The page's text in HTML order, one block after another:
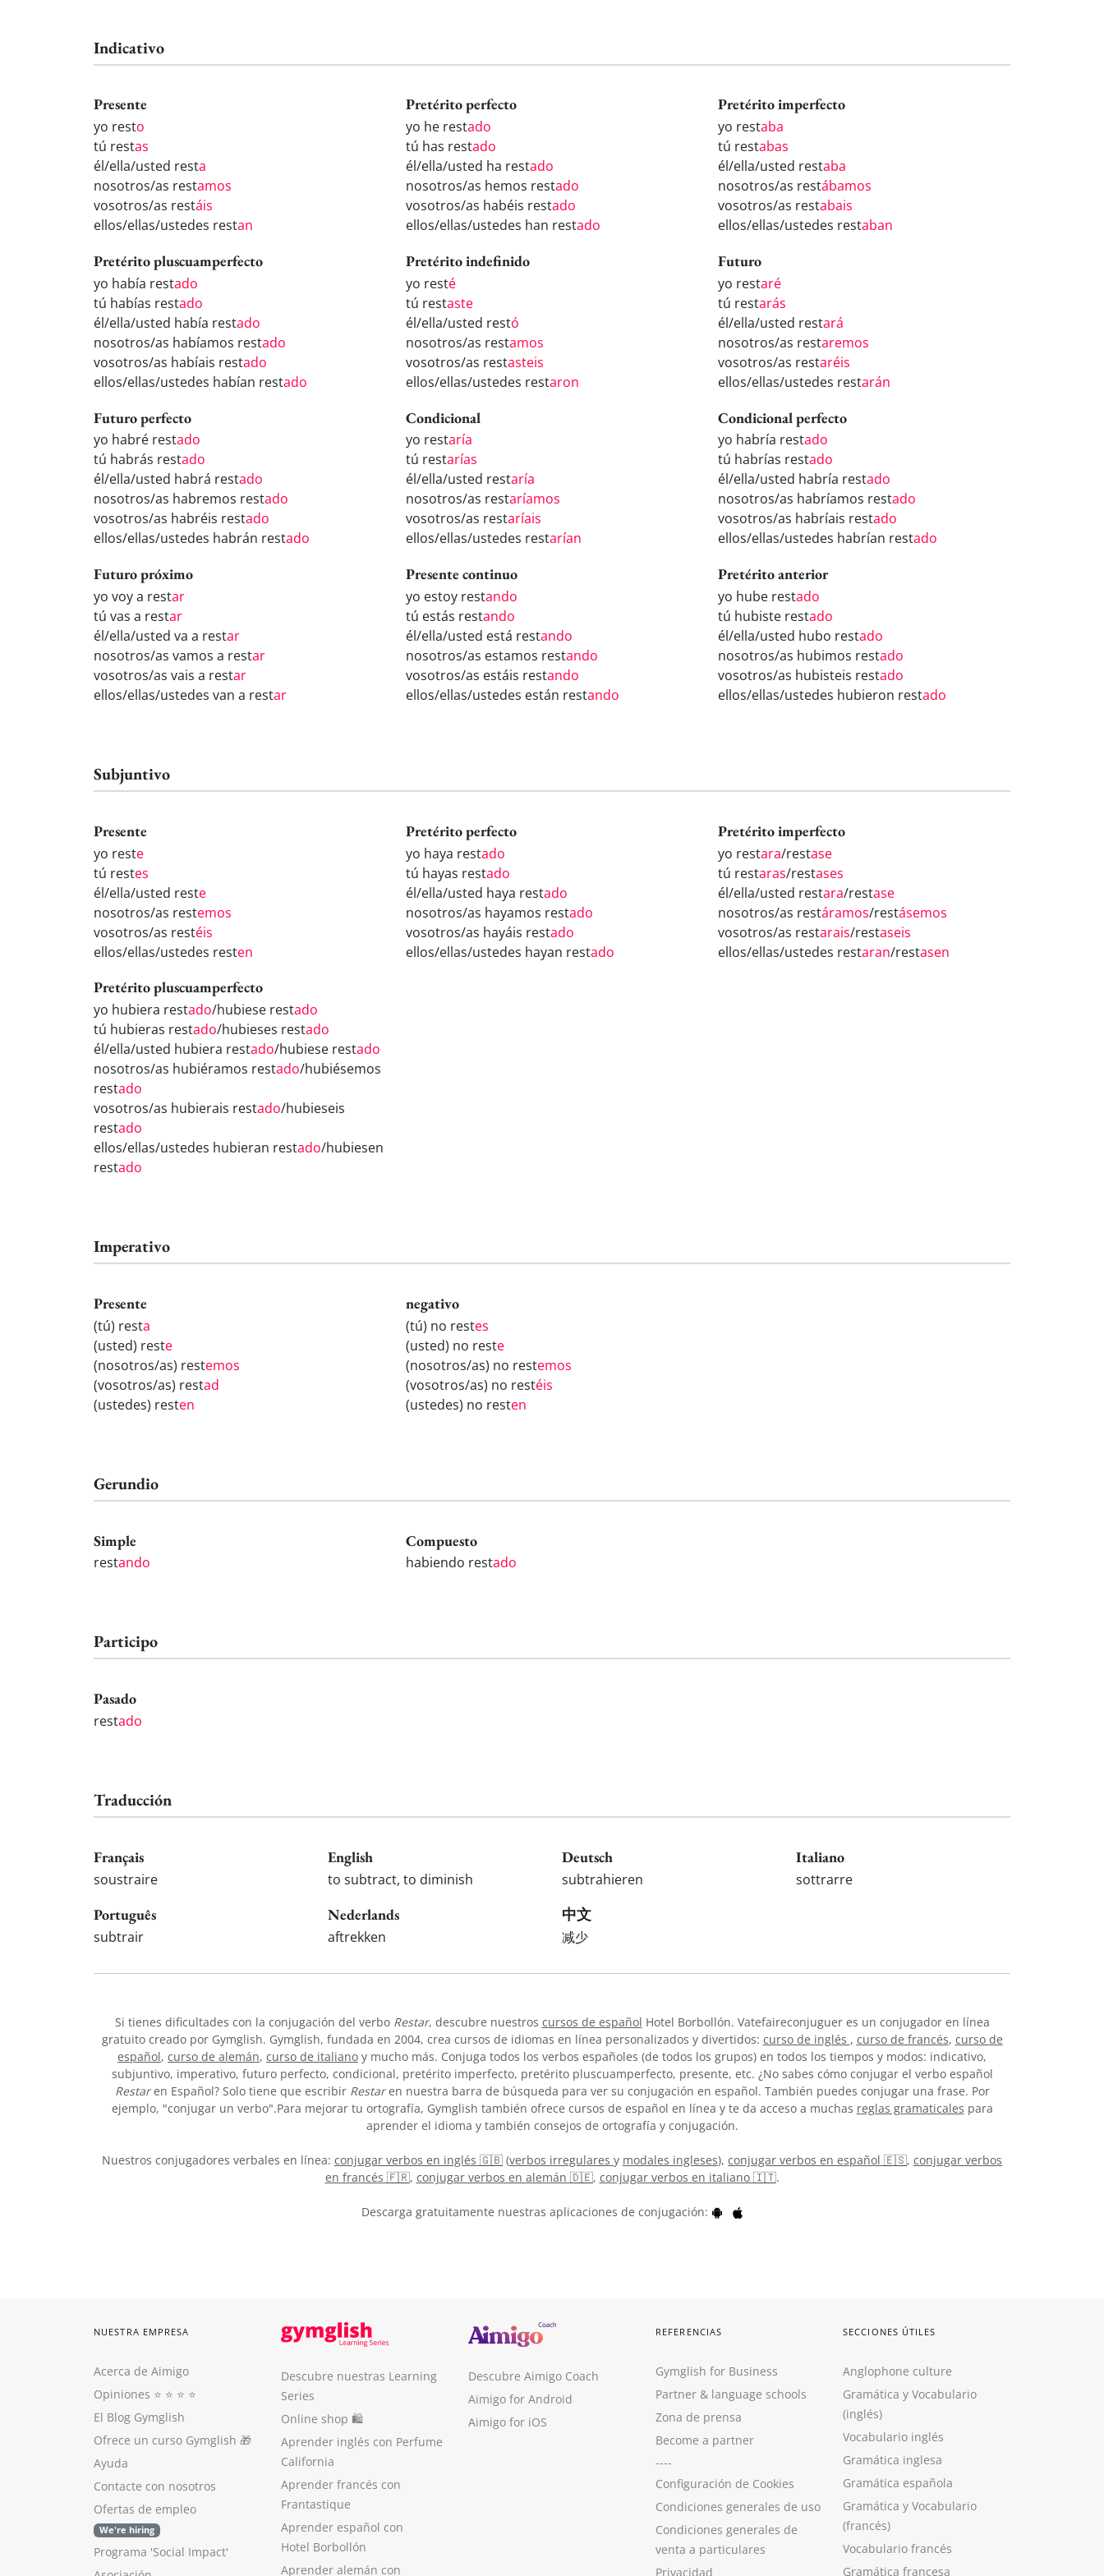
Indicativo
Presente
yo resto
tú restas
él/ella/usted resta
nosotros/as restamos
vosotros/as restáis
ellos/ellas/ustedes restan
Pretérito perfecto
yo he restado
tú has restado
él/ella/usted ha restado
nosotros/as hemos restado
vosotros/as habéis restado
ellos/ellas/ustedes han restado
Pretérito imperfecto
yo restaba
tú restabas
él/ella/usted restaba
nosotros/as restábamos
vosotros/as restabais
ellos/ellas/ustedes restaban
Pretérito pluscuamperfecto
yo había restado
tú habías restado
él/ella/usted había restado
nosotros/as habíamos restado
vosotros/as habíais restado
ellos/ellas/ustedes habían restado
Pretérito indefinido
yo resté
tú restaste
él/ella/usted restó
nosotros/as restamos
vosotros/as restasteis
ellos/ellas/ustedes restaron
Futuro
yo restaré
tú restarás
él/ella/usted restará
nosotros/as restaremos
vosotros/as restaréis
ellos/ellas/ustedes restarán
Futuro perfecto
yo habré restado
tú habrás restado
él/ella/usted habrá restado
nosotros/as habremos restado
vosotros/as habréis restado
ellos/ellas/ustedes habrán restado
Condicional
yo restaría
tú restarías
él/ella/usted restaría
nosotros/as restaríamos
vosotros/as restaríais
ellos/ellas/ustedes restarían
Condicional perfecto
yo habría restado
tú habrías restado
él/ella/usted habría restado
nosotros/as habríamos restado
vosotros/as habríais restado
ellos/ellas/ustedes habrían restado
Futuro próximo
yo voy a restar
tú vas a restar
él/ella/usted va a restar
nosotros/as vamos a restar
vosotros/as vais a restar
ellos/ellas/ustedes van a restar
Presente continuo
yo estoy restando
tú estás restando
él/ella/usted está restando
nosotros/as estamos restando
vosotros/as estáis restando
ellos/ellas/ustedes están restando
Pretérito anterior
yo hube restado
tú hubiste restado
él/ella/usted hubo restado
nosotros/as hubimos restado
vosotros/as hubisteis restado
ellos/ellas/ustedes hubieron restado
Subjuntivo
Presente
yo reste
tú restes
él/ella/usted reste
nosotros/as restemos
vosotros/as restéis
ellos/ellas/ustedes resten
Pretérito perfecto
yo haya restado
tú hayas restado
él/ella/usted haya restado
nosotros/as hayamos restado
vosotros/as hayáis restado
ellos/ellas/ustedes hayan restado
Pretérito imperfecto
yo restara/restase
tú restaras/restases
él/ella/usted restara/restase
nosotros/as restáramos/restásemos
vosotros/as restarais/restaseis
ellos/ellas/ustedes restaran/restasen
Pretérito pluscuamperfecto
yo hubiera restado/hubiese restado
tú hubieras restado/hubieses restado
él/ella/usted hubiera restado/hubiese restado
nosotros/as hubiéramos restado/hubiésemos
restado
vosotros/as hubierais restado/hubieseis
restado
ellos/ellas/ustedes hubieran restado/hubiesen
restado
Imperativo
Presente
(tú) resta
(usted) reste
(nosotros/as) restemos
(vosotros/as) restad
(ustedes) resten
negativo
(tú) no restes
(usted) no reste
(nosotros/as) no restemos
(vosotros/as) no restéis
(ustedes) no resten
Gerundio
Simple
restando
Compuesto
habiendo restado
Participo
Pasado
restado
Traducción
Français
soustraire
English
to subtract, to diminish
Deutsch
subtrahieren
Italiano
sottrarre
Português
subtrair
Nederlands
aftrekken
中文
减少
Si tienes dificultades con la conjugación del verbo Restar, descubre nuestros cursos de español Hotel Borbollón. Vatefaireconjuguer es un conjugador en línea
gratuito creado por Gymglish. Gymglish, fundada en 2004, crea cursos de idiomas en línea personalizados y divertidos: curso de inglés , curso de francés, curso de
español, curso de alemán, curso de italiano y mucho más. Conjuga todos los verbos españoles (de todos los grupos) en todos los tiempos y modos: indicativo,
subjuntivo, imperativo, futuro perfecto, condicional, pretérito imperfecto, pretérito pluscuamperfecto, presente, etc. ¿No sabes cómo conjugar el verbo español
Restaren Español? Solo tiene que escribir Restaren nuestra barra de búsqueda para ver su conjugación en español. También puedes conjugar una frase. Por
ejemplo, "conjugar un verbo".Para mejorar tu ortografía, Gymglish también ofrece cursos de español en línea y te da acceso a muchas reglas gramaticales para
aprender el idioma y también consejos de ortografía y conjugación.
Nuestros conjugadores verbales en línea: conjugar verbos en inglés 🇬🇧 (verbos irregulares y modales ingleses), conjugar verbos en español 🇪🇸, conjugar verbos
en francés 🇫🇷, conjugar verbos en alemán 🇩🇪, conjugar verbos en italiano 🇮🇹.
Descarga gratuitamente nuestras aplicaciones de conjugación:
NUESTRA EMPRESA
Acerca de Aimigo
Opiniones ⭐️ ⭐️ ⭐️ ⭐️
El Blog Gymglish
Ofrece un curso Gymglish 🎁
Ayuda
Contacte con nosotros
Ofertas de empleo
We're hiring
Programa 'Social Impact'
Descubre nuestras Learning
Series
Online shop 🛍
Aprender inglés con Perfume
California
Aprender francés con
Frantastique
Aprender español con
Hotel Borbollón
Aprender alemán con
Descubre Aimigo Coach
Aimigo for Android
Aimigo for iOS
REFERENCIAS
Gymglish for Business
Partner & language schools
Zona de prensa
Become a partner
----
Configuración de Cookies
Condiciones generales de uso
Condiciones generales de
venta a particulares
Privacidad
SECCIONES ÚTILES
Anglophone culture
Gramática y Vocabulario
(inglés)
Vocabulario inglés
Gramática inglesa
Gramática española
Gramática y Vocabulario
(francés)
Vocabulario francés
Gramática francesa